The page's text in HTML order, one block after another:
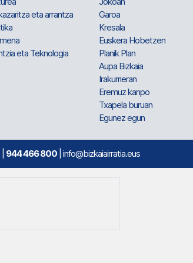
eta arrantza
eta Teknologia
Garoa
Kresala
Euskera Hobetzen
Planik Plan
Aupa Bizkaia
Irakurrieran
Eremuz kanpo
Txapela buruan
Egunez egun
944 466 800 | info@bizkaiairratia.eus